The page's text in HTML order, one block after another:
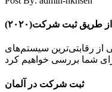
طریق ثبت شرکت(۲۰۲۰)
با این وجود آلمان یکی از رقابتی‌ترین سیستم‌های
ثبت شرکت در آلمان